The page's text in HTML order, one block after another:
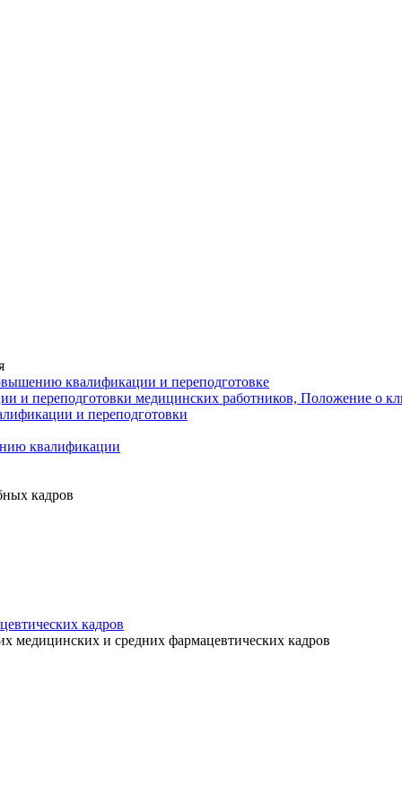
квалификации и переподготовке
и переподготовки медицинских работников, Положение о
и переподготовки
квалификации
кадров
кадров
медицинских и средних фармацевтических кадров